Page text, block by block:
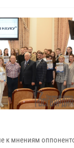
к мнениям